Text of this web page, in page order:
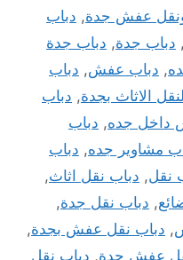
عفش جدة, دباب
, دباب جدة, دباب جدة
, دباب عفش, دباب
الاثاث بجدة, دباب
داخل جده, دباب
مشاوير جده, دباب
نقل, دباب نقل اثاث,
, دباب نقل جدة,
, دباب نقل عفش بجدة,
عفش جدة, دباب نقل